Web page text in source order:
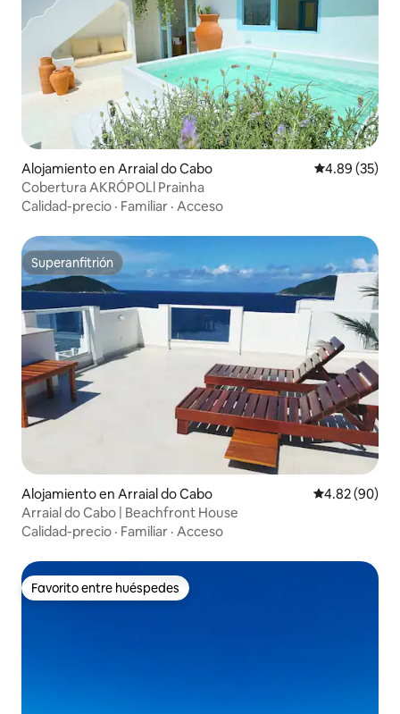
Alojamiento en Arraial do Cabo Calificación
4.89 (35)
Cobertura AKRÓPOLl Prainha
Calidad-precio · Familiar · Acceso
Superanfitrión
Superanfitrión
Alojamiento en Arraial do Cabo Calificación
4.82 (90)
Arraial do Cabo | Beachfront House
Calidad-precio · Familiar · Acceso
Favorito entre huéspedes
Favorito entre huéspedes